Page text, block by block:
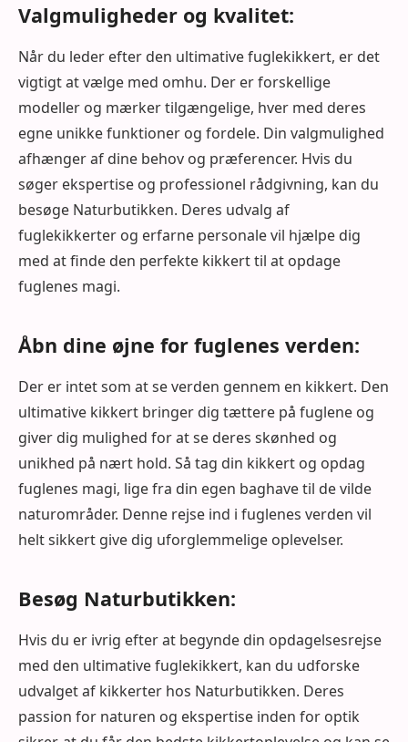
Valgmuligheder og kvalitet:
Når du leder efter den ultimative fuglekikkert, er det
vigtigt at vælge med omhu. Der er forskellige
modeller og mærker tilgængelige, hver med deres
egne unikke funktioner og fordele. Din valgmulighed
afhænger af dine behov og præferencer. Hvis du
søger ekspertise og professionel rådgivning, kan du
besøge Naturbutikken. Deres udvalg af
fuglekikkerter og erfarne personale vil hjælpe dig
med at finde den perfekte kikkert til at opdage
fuglenes magi.
Åbn dine øjne for fuglenes verden:
Der er intet som at se verden gennem en kikkert. Den
ultimative kikkert bringer dig tættere på fuglene og
giver dig mulighed for at se deres skønhed og
unikhed på nært hold. Så tag din kikkert og opdag
fuglenes magi, lige fra din egen baghave til de vilde
naturområder. Denne rejse ind i fuglenes verden vil
helt sikkert give dig uforglemmelige oplevelser.
Besøg Naturbutikken:
Hvis du er ivrig efter at begynde din opdagelsesrejse
med den ultimative fuglekikkert, kan du udforske
udvalget af kikkerter hos Naturbutikken. Deres
passion for naturen og ekspertise inden for optik